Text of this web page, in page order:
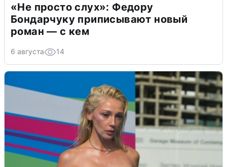
«Не просто слух»: Федору
Бондарчуку приписывают новый
роман — с кем
6 августа 14